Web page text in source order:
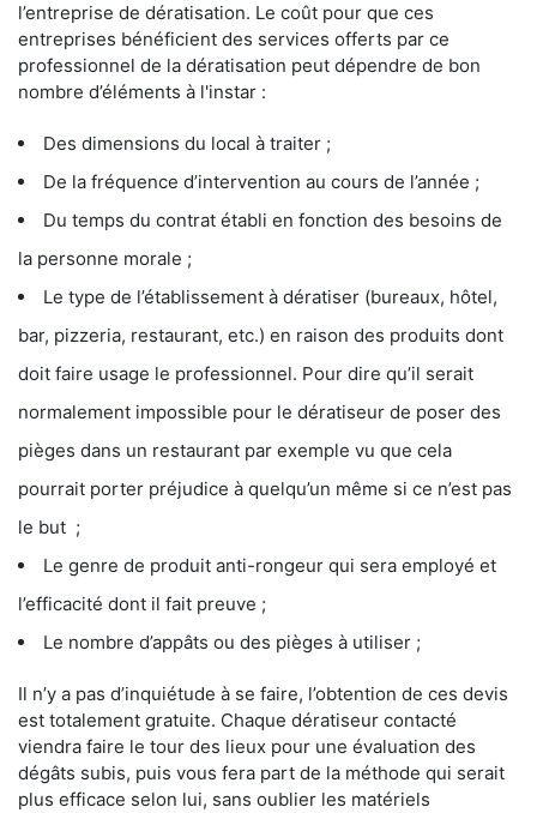
l’entreprise de dératisation. Le coût pour que ces
entreprises bénéficient des services offerts par ce
professionnel de la dératisation peut dépendre de bon
nombre d’éléments à l'instar :
Des dimensions du local à traiter ;
De la fréquence d’intervention au cours de l’année ;
Du temps du contrat établi en fonction des besoins de
la personne morale ;
Le type de l’établissement à dératiser (bureaux, hôtel,
bar, pizzeria, restaurant, etc.) en raison des produits dont
doit faire usage le professionnel. Pour dire qu’il serait
normalement impossible pour le dératiseur de poser des
pièges dans un restaurant par exemple vu que cela
pourrait porter préjudice à quelqu’un même si ce n’est pas
le but ;
Le genre de produit anti-rongeur qui sera employé et
l’efficacité dont il fait preuve ;
Le nombre d’appâts ou des pièges à utiliser ;
Il n’y a pas d’inquiétude à se faire, l’obtention de ces devis
est totalement gratuite. Chaque dératiseur contacté
viendra faire le tour des lieux pour une évaluation des
dégâts subis, puis vous fera part de la méthode qui serait
plus efficace selon lui, sans oublier les matériels